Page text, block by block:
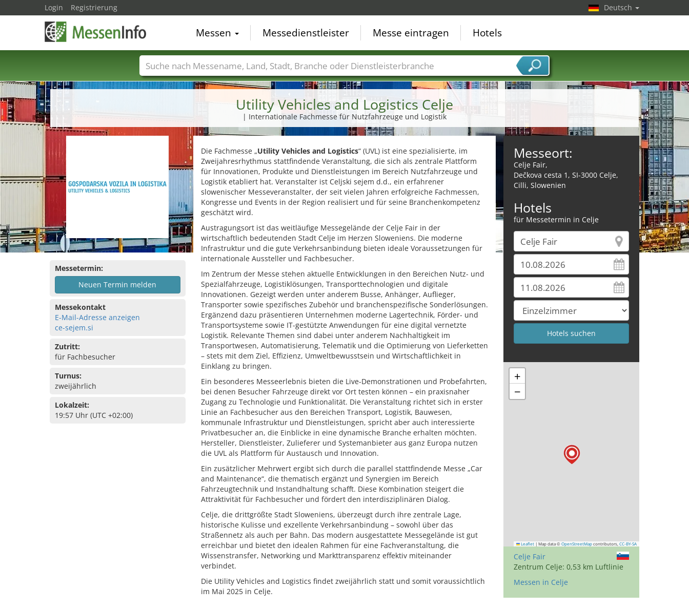
Utility Vehicles and Logistics Celje
| Internationale Fachmesse für Nutzfahrzeuge und Logistik
Messetermin:
Neuen Termin melden
Messekontakt
E-Mail-Adresse anzeigen
ce-sejem.si
Zutritt:
für Fachbesucher
Turnus:
zweijährlich
Lokalzeit:
19:57 Uhr (UTC +02:00)
Die Fachmesse „Utility Vehicles and Logistics“ (UVL) ist eine spezialisierte, im
Zweijahresrhythmus stattfindende Veranstaltung, die sich als zentrale Plattform
für Innovationen, Produkte und Dienstleistungen im Bereich Nutzfahrzeuge und
Logistik etabliert hat. Veranstalter ist Celjski sejem d.d., ein erfahrener
slowenischer Messeveranstalter, der seit vielen Jahren erfolgreiche Fachmessen,
Kongresse und Events in der Region realisiert und für seine Branchenkompetenz
geschätzt wird.
Austragungsort ist das weitläufige Messegelände der Celje Fair in der
wirtschaftlich bedeutenden Stadt Celje im Herzen Sloweniens. Die moderne
Infrastruktur und die gute Verkehrsanbindung bieten ideale Voraussetzungen für
internationale Aussteller und Fachbesucher.
Im Zentrum der Messe stehen aktuelle Entwicklungen in den Bereichen Nutz- und
Spezialfahrzeuge, Logistiklösungen, Transporttechnologien und digitale
Innovationen. Gezeigt werden unter anderem Busse, Anhänger, Auflieger,
Transporter sowie spezifisches Zubehör und branchenspezifische Sonderlösungen.
Ergänzend dazu präsentieren Unternehmen moderne Lagertechnik, Förder- und
Transportsysteme sowie IT-gestützte Anwendungen für eine digital vernetzte
Logistik. Relevante Themen sind dabei unter anderem Nachhaltigkeit im
Transportwesen, Automatisierung, Telematik und die Optimierung von Lieferketten
– stets mit dem Ziel, Effizienz, Umweltbewusstsein und Wirtschaftlichkeit in
Einklang zu bringen.
Ein besonderes Messeerlebnis bieten die Live-Demonstrationen und Probefahrten,
bei denen Besucher Fahrzeuge direkt vor Ort testen können – ein praxisnaher
Zugang zu Technologie und Funktionalität. Die Veranstaltung richtet sich in erster
Linie an Fachbesucher aus den Bereichen Transport, Logistik, Bauwesen,
kommunale Infrastruktur und Dienstleistungen, spricht aber auch interessierte
Privatbesucher an, die Einblicke in eine dynamische Branche erhalten möchten.
Hersteller, Dienstleister, Zulieferer und Systemanbieter aus ganz Europa nutzen
die UVL als Plattform für Austausch und Innovation.
Ein zusätzlicher Mehrwert ergibt sich durch die parallel stattfindende Messe „Car
and Maintenance“, die thematisch ergänzt und Synergien im Bereich
Fahrzeugtechnik und Instandhaltung schafft. Diese Kombination steigert die
Attraktivität für Fachbesucher und fördert den interdisziplinären Dialog.
Celje, die drittgrößte Stadt Sloweniens, überzeugt durch ihre zentrale Lage,
historische Kulisse und exzellente Verkehrsanbindung – sowohl über das
Straßennetz als auch per Bahn. Das modern ausgestattete Messegelände ist gut
erreichbar und bietet den idealen Rahmen für eine Fachveranstaltung, die
Wissenstransfer, Networking und Markttransparenz effektiv miteinander
verbindet.
Die Utility Vehicles and Logistics findet zweijährlich statt und somit voraussichtlich
im Mai 2025 in Celje.
Messeort:
Celje Fair,
Dečkova cesta 1, SI-3000 Celje,
Cilli, Slowenien
Hotels
für Messetermin in Celje
+
−
Leaflet | Map data © OpenStreetMap contributors, CC-BY-SA
Celje Fair
Zentrum Celje: 0,53 km Luftlinie
Messen in Celje
Login Registrierung Deutsch
Messen Messedienstleister Messe eintragen Hotels
Messenamen Länder Städte Branchen Dienstleisterbranchen